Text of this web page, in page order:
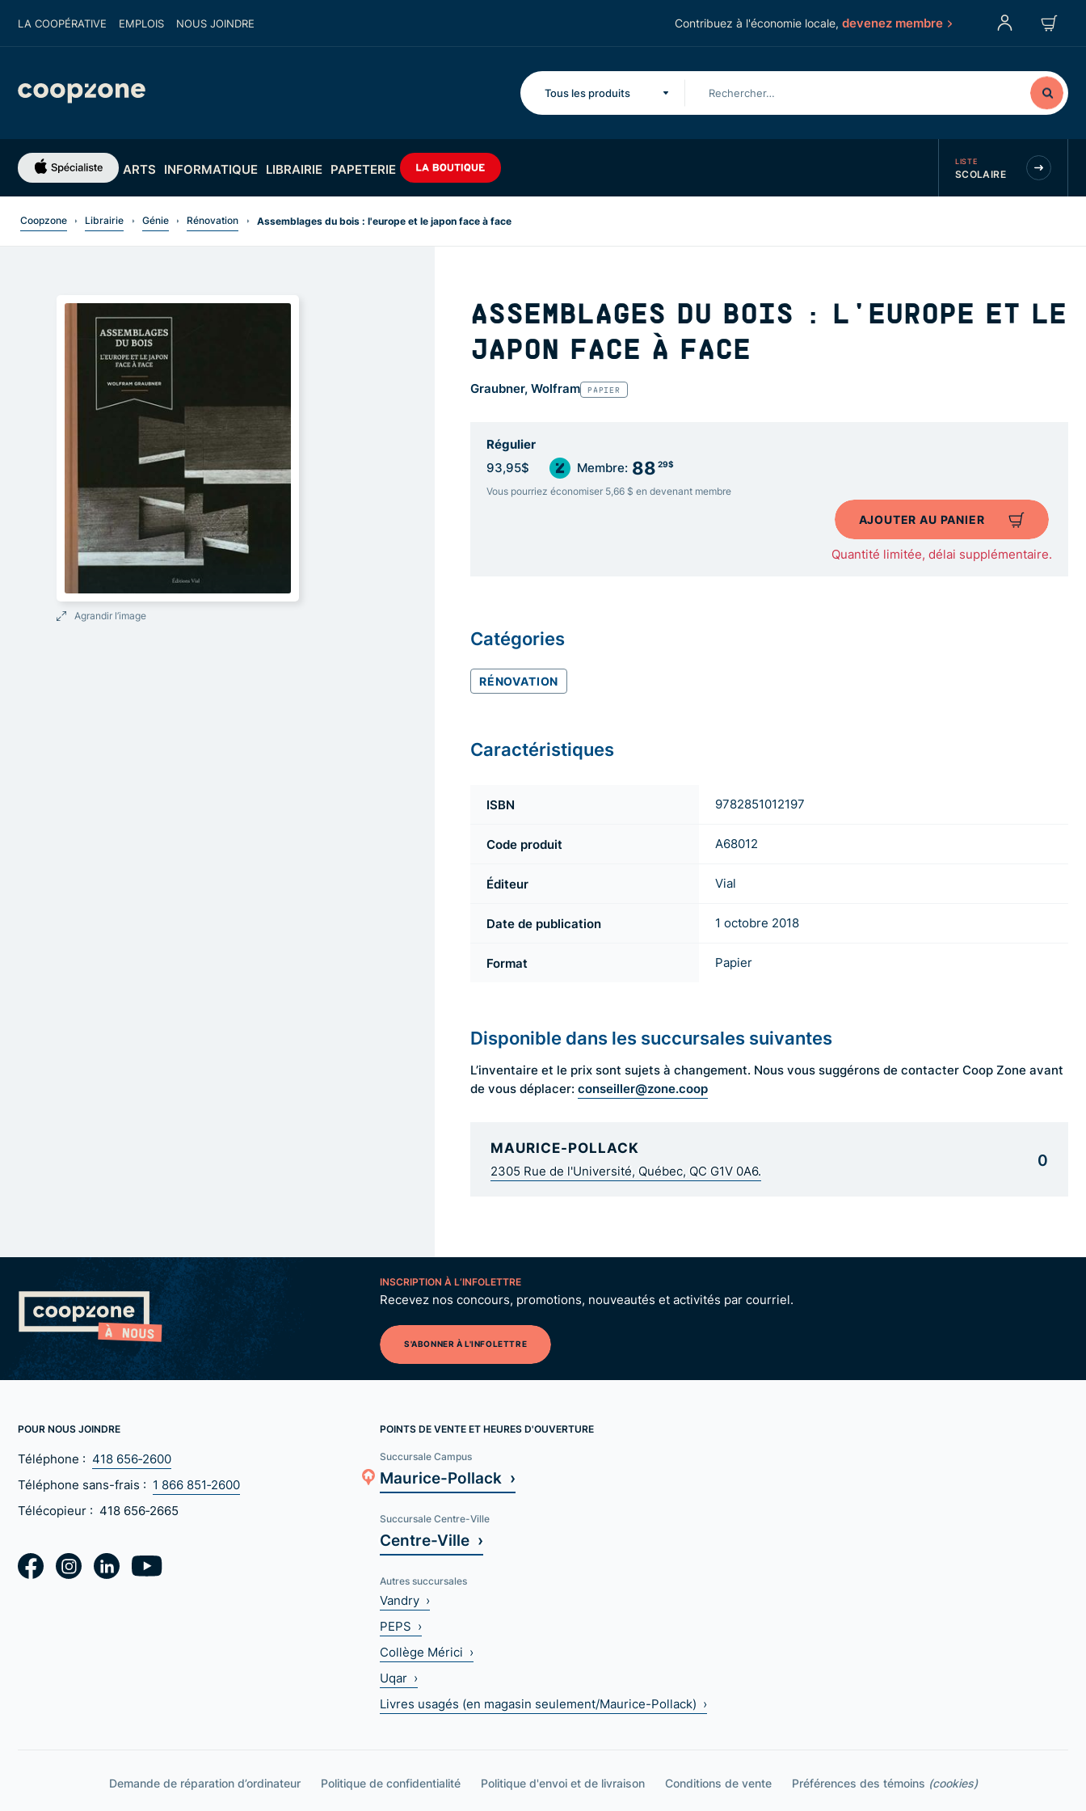
LA COOPÉRATIVE EMPLOIS NOUS JOINDRE Contribuez à l'économie locale, devenez membre
Tous les produits
ARTS INFORMATIQUE LIBRAIRIE PAPETERIE LISTE
SCOLAIRE
Coopzone Librairie Génie Rénovation Assemblages du bois : l'europe et le japon face à face
Agrandir l’image
ASSEMBLAGES DU BOIS : L'EUROPE ET LE
JAPON FACE À FACE
Graubner, Wolfram PAPIER
Régulier
93,95$ Membre: 88 29$
Vous pourriez économiser 5,66 $ en devenant membre
AJOUTER AU PANIER
Quantité limitée, délai supplémentaire.
Catégories
RÉNOVATION
Caractéristiques
ISBN 9782851012197
Code produit A68012
Éditeur Vial
Date de publication 1 octobre 2018
Format Papier
Disponible dans les succursales suivantes
L’inventaire et le prix sont sujets à changement. Nous vous suggérons de contacter Coop Zone avant
de vous déplacer: conseiller@zone.coop
MAURICE-POLLACK
2305 Rue de l'Université, Québec, QC G1V 0A6.
0
INSCRIPTION À L’INFOLETTRE
Recevez nos concours, promotions, nouveautés et activités par courriel.
S'ABONNER À L'INFOLETTRE
POUR NOUS JOINDRE
Téléphone : 418 656‑2600
Téléphone sans-frais : 1 866 851‑2600
Télécopieur : 418 656‑2665
POINTS DE VENTE ET HEURES D'OUVERTURE
Succursale Campus
Maurice-Pollack ›
Succursale Centre-Ville
Centre-Ville ›
Autres succursales
Vandry ›
PEPS ›
Collège Mérici ›
Uqar ›
Livres usagés (en magasin seulement/Maurice-Pollack) ›
Demande de réparation d’ordinateur Politique de confidentialité Politique d'envoi et de livraison Conditions de vente Préférences des témoins (cookies)